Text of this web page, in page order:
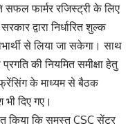
सफल फार्मर रजिस्ट्री के लिए
द्वारा निर्धारित शुल्क
से लिया जा सकेगा। साथ
की नियमित समीक्षा हेतु
के माध्यम से बैठक
दिए गए।
किया कि समस्त CSC सेंटर